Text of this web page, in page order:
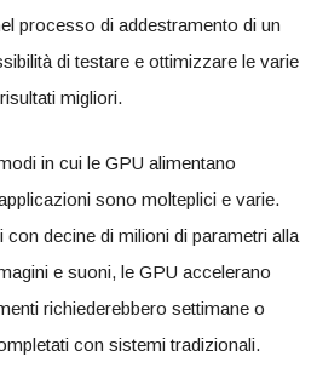
processo di addestramento di un
di testare e ottimizzare le‌ varie
‍migliori.
in⁤ cui ⁤le GPU alimentano
sono molteplici⁤ e varie.
con decine di milioni‌ di parametri ‍alla
e suoni, le ‌GPU accelerano
richiederebbero settimane o
⁢con sistemi tradizionali.